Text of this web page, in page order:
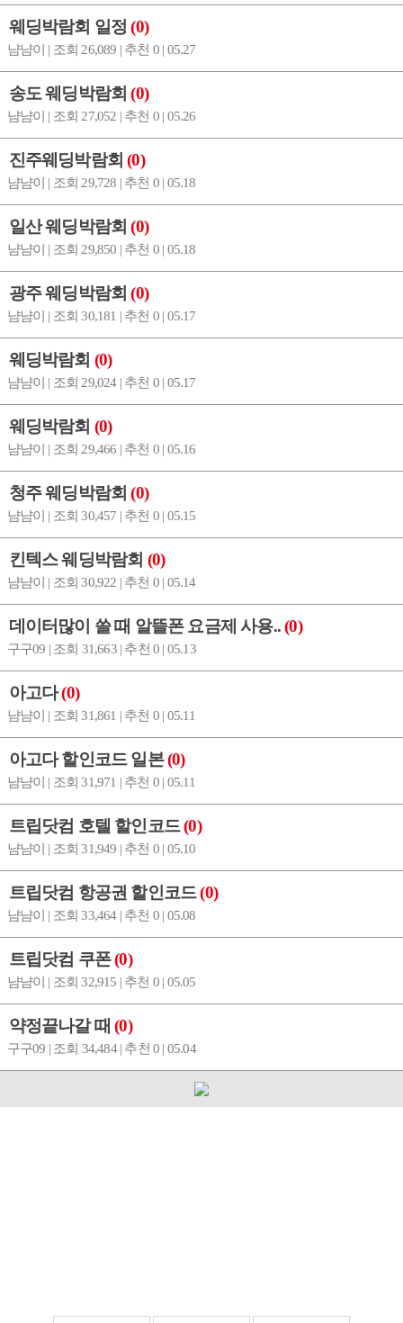
웨딩박람회 일정(0)
냠냠이 | 조회 26,089 | 추천 0 | 05.27
송도 웨딩박람회(0)
냠냠이 | 조회 27,052 | 추천 0 | 05.26
진주웨딩박람회(0)
냠냠이 | 조회 29,728 | 추천 0 | 05.18
일산 웨딩박람회(0)
냠냠이 | 조회 29,850 | 추천 0 | 05.18
광주 웨딩박람회(0)
냠냠이 | 조회 30,181 | 추천 0 | 05.17
웨딩박람회 (0)
냠냠이 | 조회 29,024 | 추천 0 | 05.17
웨딩박람회 (0)
냠냠이 | 조회 29,466 | 추천 0 | 05.16
청주 웨딩박람회(0)
냠냠이 | 조회 30,457 | 추천 0 | 05.15
킨텍스 웨딩박람회 (0)
냠냠이 | 조회 30,922 | 추천 0 | 05.14
데이터많이 쓸 때 알뜰폰 요금제 사용..(0)
구구09 | 조회 31,663 | 추천 0 | 05.13
아고다(0)
냠냠이 | 조회 31,861 | 추천 0 | 05.11
아고다 할인코드 일본(0)
냠냠이 | 조회 31,971 | 추천 0 | 05.11
트립닷컴 호텔 할인코드(0)
냠냠이 | 조회 31,949 | 추천 0 | 05.10
트립닷컴 항공권 할인코드(0)
냠냠이 | 조회 33,464 | 추천 0 | 05.08
트립닷컴 쿠폰(0)
냠냠이 | 조회 32,915 | 추천 0 | 05.05
약정끝나갈 때(0)
구구09 | 조회 34,484 | 추천 0 | 05.04